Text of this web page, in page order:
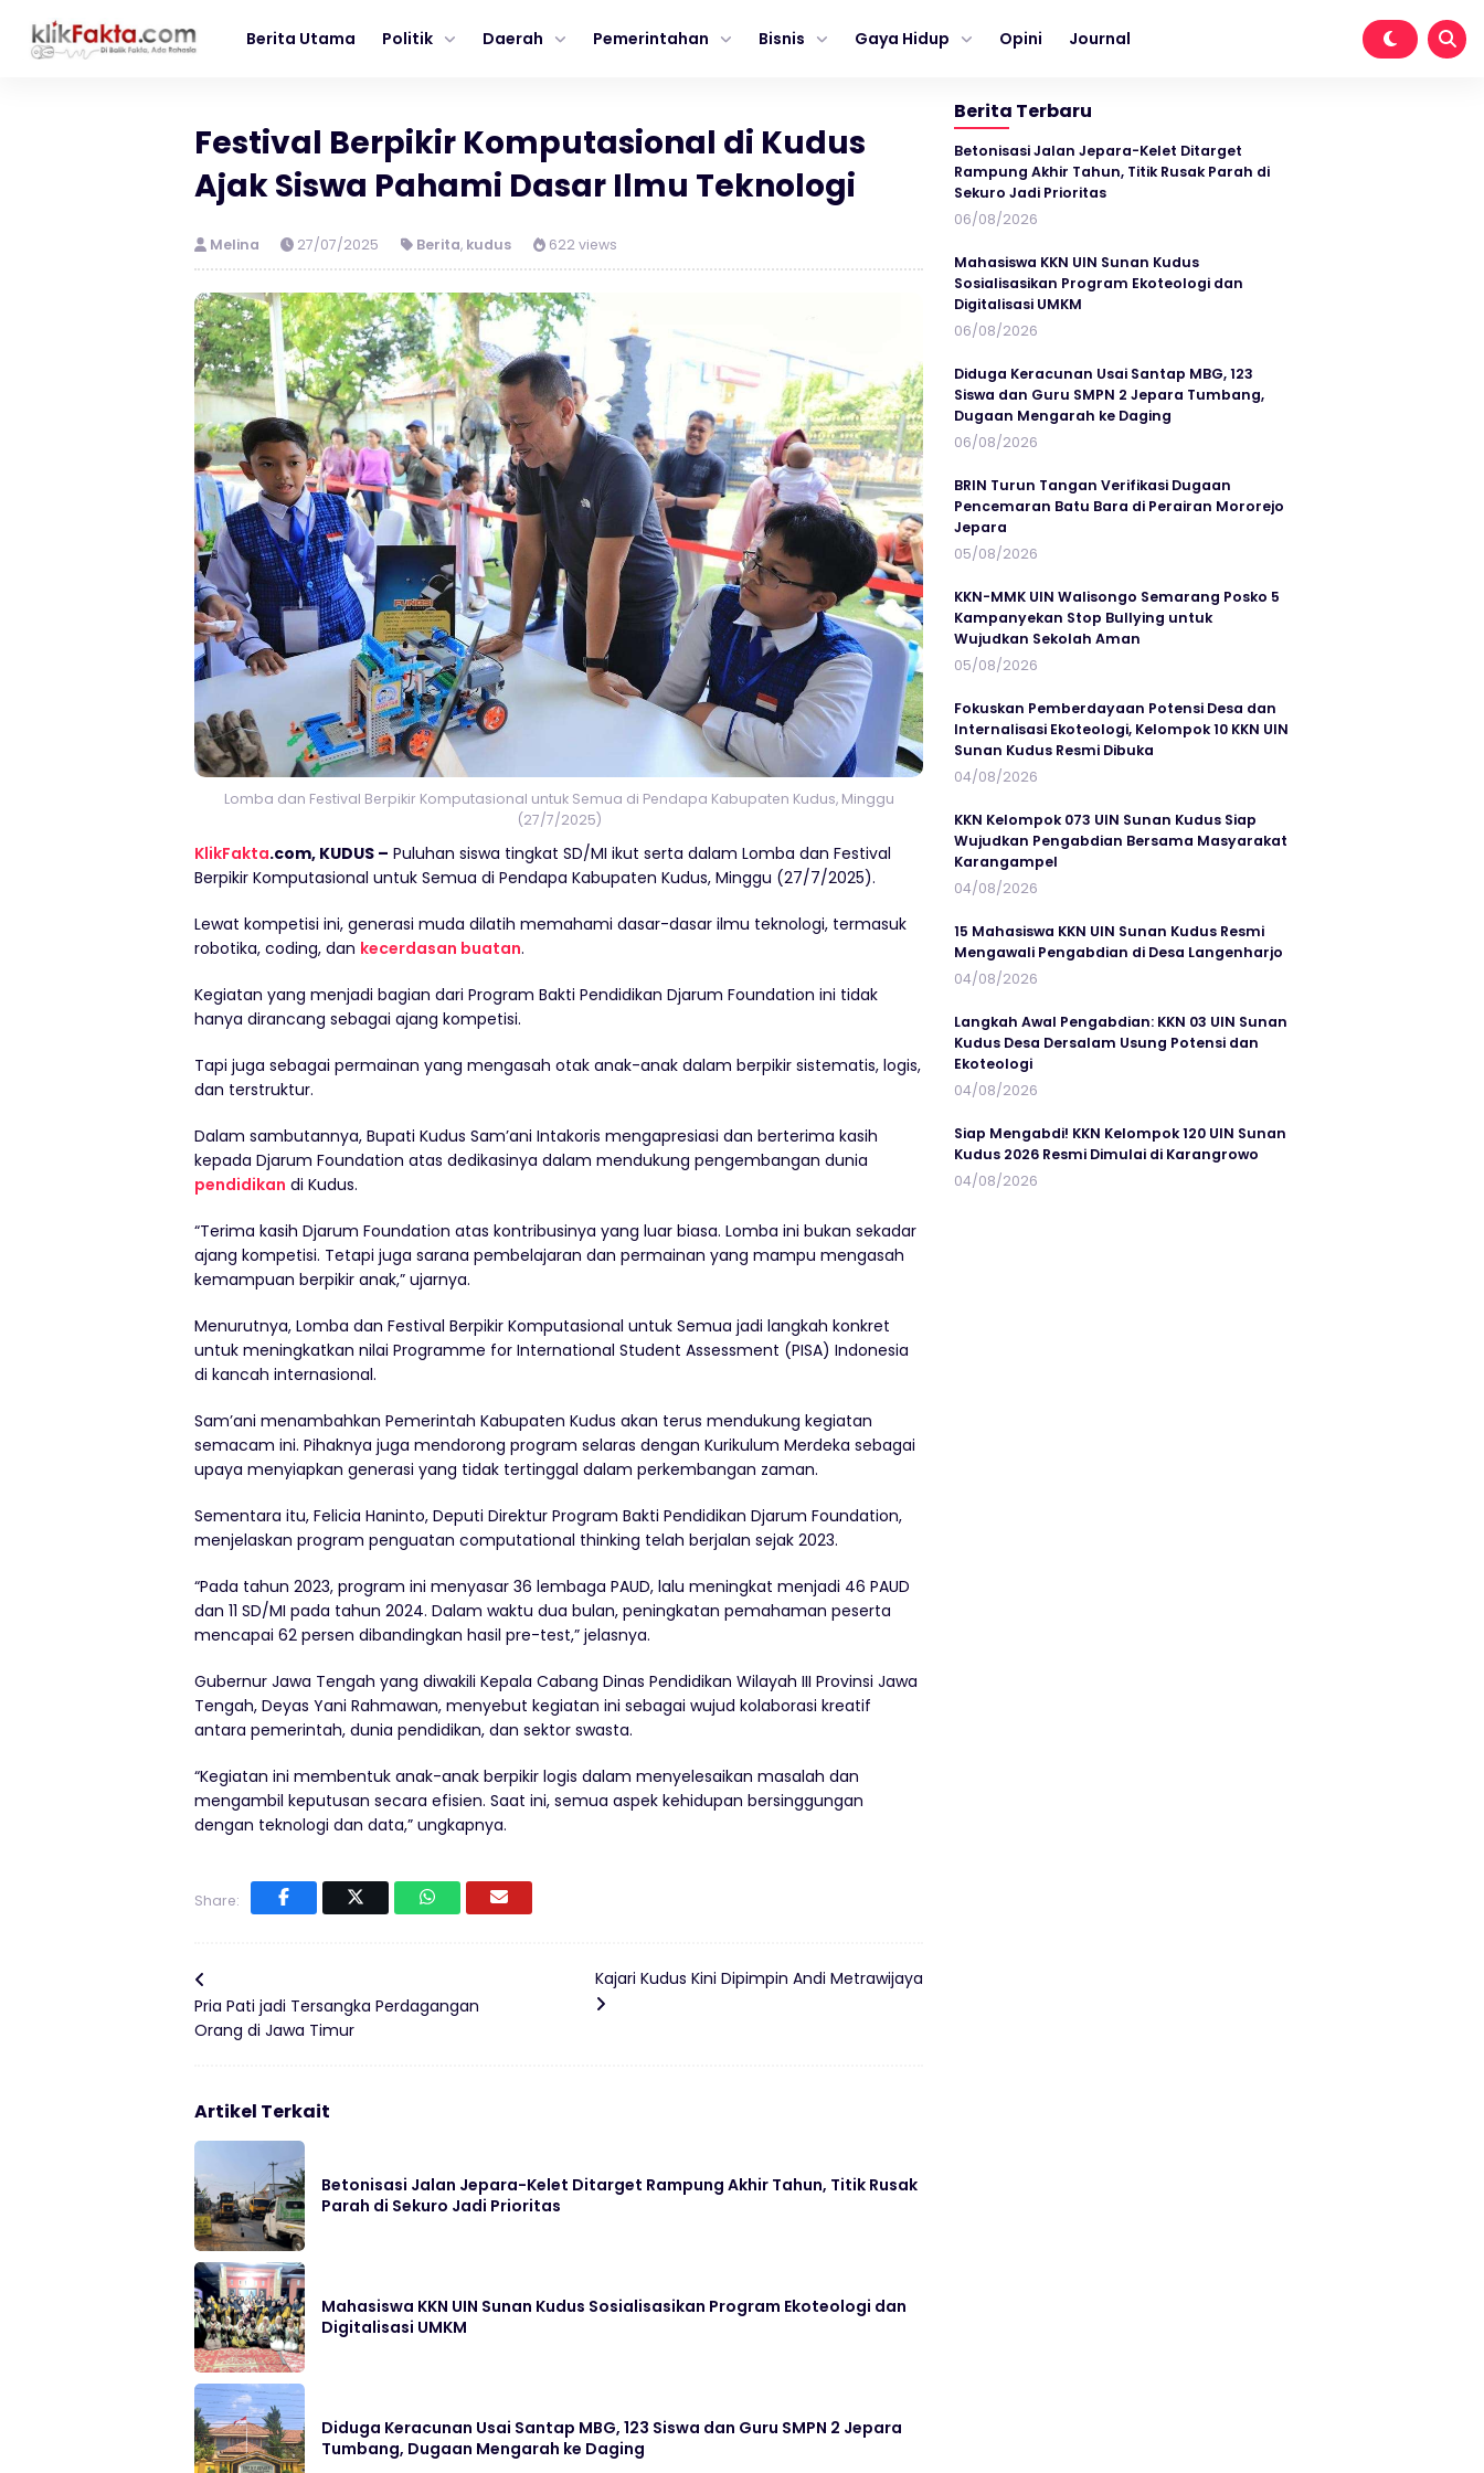
Berita Utama Politik Daerah Pemerintahan Bisnis Gaya Hidup Opini Journal
Festival Berpikir Komputasional di Kudus
Ajak Siswa Pahami Dasar Ilmu Teknologi
Melina 27/07/2025 Berita, kudus 622 views
Lomba dan Festival Berpikir Komputasional untuk Semua di Pendapa Kabupaten Kudus, Minggu
(27/7/2025)
KlikFakta.com, KUDUS – Puluhan siswa tingkat SD/MI ikut serta dalam Lomba dan Festival
Berpikir Komputasional untuk Semua di Pendapa Kabupaten Kudus, Minggu (27/7/2025).
Lewat kompetisi ini, generasi muda dilatih memahami dasar-dasar ilmu teknologi, termasuk
robotika, coding, dan kecerdasan buatan.
Kegiatan yang menjadi bagian dari Program Bakti Pendidikan Djarum Foundation ini tidak
hanya dirancang sebagai ajang kompetisi.
Tapi juga sebagai permainan yang mengasah otak anak-anak dalam berpikir sistematis, logis,
dan terstruktur.
Dalam sambutannya, Bupati Kudus Sam’ani Intakoris mengapresiasi dan berterima kasih
kepada Djarum Foundation atas dedikasinya dalam mendukung pengembangan dunia
pendidikan di Kudus.
“Terima kasih Djarum Foundation atas kontribusinya yang luar biasa. Lomba ini bukan sekadar
ajang kompetisi. Tetapi juga sarana pembelajaran dan permainan yang mampu mengasah
kemampuan berpikir anak,” ujarnya.
Menurutnya, Lomba dan Festival Berpikir Komputasional untuk Semua jadi langkah konkret
untuk meningkatkan nilai Programme for International Student Assessment (PISA) Indonesia
di kancah internasional.
Sam’ani menambahkan Pemerintah Kabupaten Kudus akan terus mendukung kegiatan
semacam ini. Pihaknya juga mendorong program selaras dengan Kurikulum Merdeka sebagai
upaya menyiapkan generasi yang tidak tertinggal dalam perkembangan zaman.
Sementara itu, Felicia Haninto, Deputi Direktur Program Bakti Pendidikan Djarum Foundation,
menjelaskan program penguatan computational thinking telah berjalan sejak 2023.
“Pada tahun 2023, program ini menyasar 36 lembaga PAUD, lalu meningkat menjadi 46 PAUD
dan 11 SD/MI pada tahun 2024. Dalam waktu dua bulan, peningkatan pemahaman peserta
mencapai 62 persen dibandingkan hasil pre-test,” jelasnya.
Gubernur Jawa Tengah yang diwakili Kepala Cabang Dinas Pendidikan Wilayah III Provinsi Jawa
Tengah, Deyas Yani Rahmawan, menyebut kegiatan ini sebagai wujud kolaborasi kreatif
antara pemerintah, dunia pendidikan, dan sektor swasta.
“Kegiatan ini membentuk anak-anak berpikir logis dalam menyelesaikan masalah dan
mengambil keputusan secara efisien. Saat ini, semua aspek kehidupan bersinggungan
dengan teknologi dan data,” ungkapnya.
Share:
Pria Pati jadi Tersangka Perdagangan
Orang di Jawa Timur
Kajari Kudus Kini Dipimpin Andi Metrawijaya
Artikel Terkait
Betonisasi Jalan Jepara-Kelet Ditarget Rampung Akhir Tahun, Titik Rusak
Parah di Sekuro Jadi Prioritas
Mahasiswa KKN UIN Sunan Kudus Sosialisasikan Program Ekoteologi dan
Digitalisasi UMKM
Diduga Keracunan Usai Santap MBG, 123 Siswa dan Guru SMPN 2 Jepara
Tumbang, Dugaan Mengarah ke Daging
Berita Terbaru
Betonisasi Jalan Jepara-Kelet Ditarget
Rampung Akhir Tahun, Titik Rusak Parah di
Sekuro Jadi Prioritas
06/08/2026
Mahasiswa KKN UIN Sunan Kudus
Sosialisasikan Program Ekoteologi dan
Digitalisasi UMKM
06/08/2026
Diduga Keracunan Usai Santap MBG, 123
Siswa dan Guru SMPN 2 Jepara Tumbang,
Dugaan Mengarah ke Daging
06/08/2026
BRIN Turun Tangan Verifikasi Dugaan
Pencemaran Batu Bara di Perairan Mororejo
Jepara
05/08/2026
KKN-MMK UIN Walisongo Semarang Posko 5
Kampanyekan Stop Bullying untuk
Wujudkan Sekolah Aman
05/08/2026
Fokuskan Pemberdayaan Potensi Desa dan
Internalisasi Ekoteologi, Kelompok 10 KKN UIN
Sunan Kudus Resmi Dibuka
04/08/2026
KKN Kelompok 073 UIN Sunan Kudus Siap
Wujudkan Pengabdian Bersama Masyarakat
Karangampel
04/08/2026
15 Mahasiswa KKN UIN Sunan Kudus Resmi
Mengawali Pengabdian di Desa Langenharjo
04/08/2026
Langkah Awal Pengabdian: KKN 03 UIN Sunan
Kudus Desa Dersalam Usung Potensi dan
Ekoteologi
04/08/2026
Siap Mengabdi! KKN Kelompok 120 UIN Sunan
Kudus 2026 Resmi Dimulai di Karangrowo
04/08/2026